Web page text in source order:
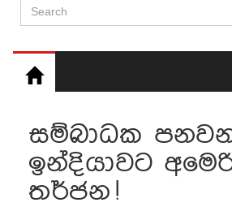
සම්බාධක
ඉන්දියාවට
තර්ජන !